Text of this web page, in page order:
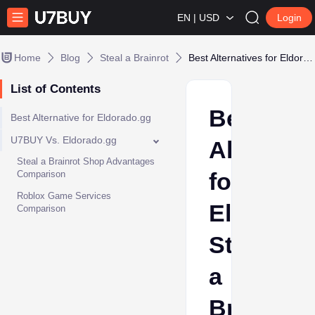
EN | USD Login
Home Blog Steal a Brainrot
List of Contents
Best Alternative for Eldorado.gg
U7BUY Vs. Eldorado.gg
Steal a Brainrot Shop Advantages
Comparison
Roblox Game Services
Comparison
Best
for
Eldorado
Steal
a
Brainrot